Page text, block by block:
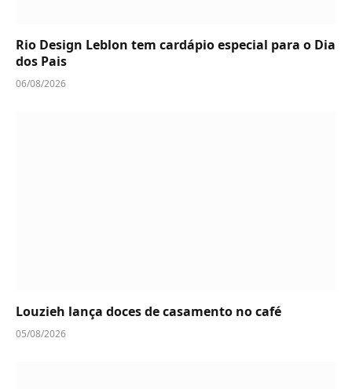
Rio Design Leblon tem cardápio especial para o Dia
dos Pais
06/08/2026
Louzieh lança doces de casamento no café
05/08/2026